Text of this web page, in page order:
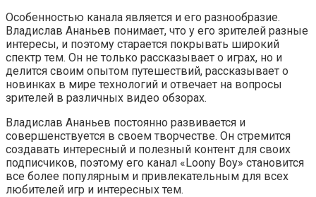
Особенностью канала является и его разнообразие.
Владислав Ананьев понимает, что у его зрителей разные
интересы, и поэтому старается покрывать широкий
спектр тем. Он не только рассказывает о играх, но и
делится своим опытом путешествий, рассказывает о
новинках в мире технологий и отвечает на вопросы
зрителей в различных видео обзорах.
Владислав Ананьев постоянно развивается и
совершенствуется в своем творчестве. Он стремится
создавать интересный и полезный контент для своих
подписчиков, поэтому его канал «Loony Boy» становится
все более популярным и привлекательным для всех
любителей игр и интересных тем.